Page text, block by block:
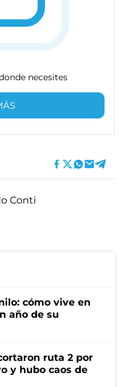
necesites
Conti
cómo vive en
año de su
ruta 2 por
y hubo caos de